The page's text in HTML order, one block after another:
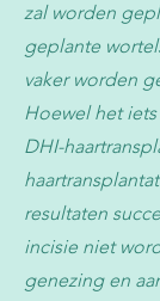
zal worden
geplante
vaker worden
Hoewel het
DHI-
resultaten
incisie niet
genezing en